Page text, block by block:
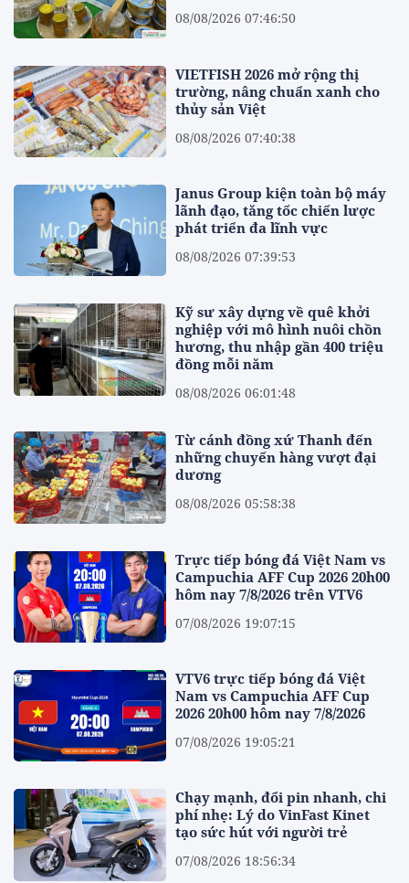
08/08/2026 07:46:50
VIETFISH 2026 mở rộng thị
trường, nâng chuẩn xanh cho
thủy sản Việt
08/08/2026 07:40:38
Janus Group kiện toàn bộ máy
lãnh đạo, tăng tốc chiến lược
phát triển đa lĩnh vực
08/08/2026 07:39:53
Kỹ sư xây dựng về quê khởi
nghiệp với mô hình nuôi chồn
hương, thu nhập gần 400 triệu
đồng mỗi năm
08/08/2026 06:01:48
Từ cánh đồng xứ Thanh đến
những chuyến hàng vượt đại
dương
08/08/2026 05:58:38
Trực tiếp bóng đá Việt Nam vs
Campuchia AFF Cup 2026 20h00
hôm nay 7/8/2026 trên VTV6
07/08/2026 19:07:15
VTV6 trực tiếp bóng đá Việt
Nam vs Campuchia AFF Cup
2026 20h00 hôm nay 7/8/2026
07/08/2026 19:05:21
Chạy mạnh, đổi pin nhanh, chi
phí nhẹ: Lý do VinFast Kinet
tạo sức hút với người trẻ
07/08/2026 18:56:34